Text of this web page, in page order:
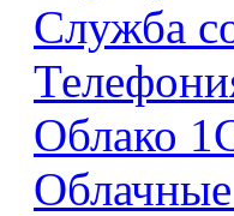
Служба
Облако